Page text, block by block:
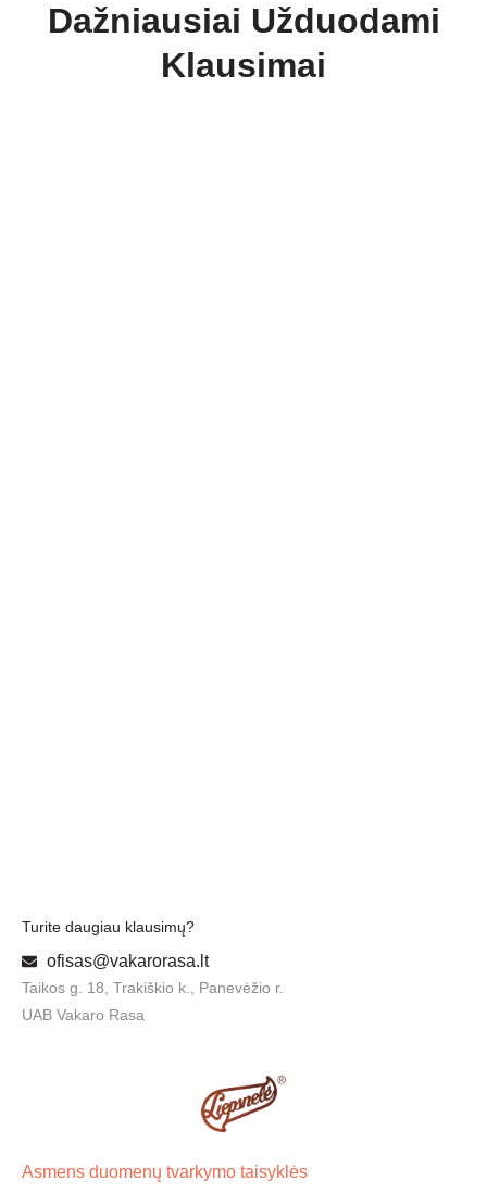
Dažniausiai Užduodami
Klausimai
Turite daugiau klausimų?
ofisas@vakarorasa.lt
Taikos g. 18, Trakiškio k., Panevėžio r.
UAB Vakaro Rasa
Asmens duomenų tvarkymo taisyklės